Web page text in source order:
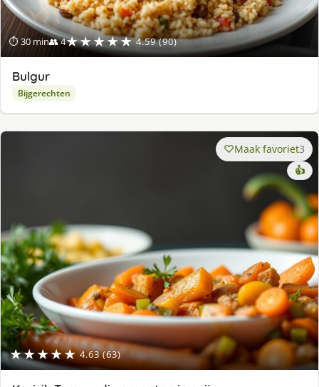
⏱ 30 min👥 4★★★★★ 4.59 (90)
Bulgur
Bijgerechten
★★★★★ 4.63 (63)
Maak favoriet3
👍